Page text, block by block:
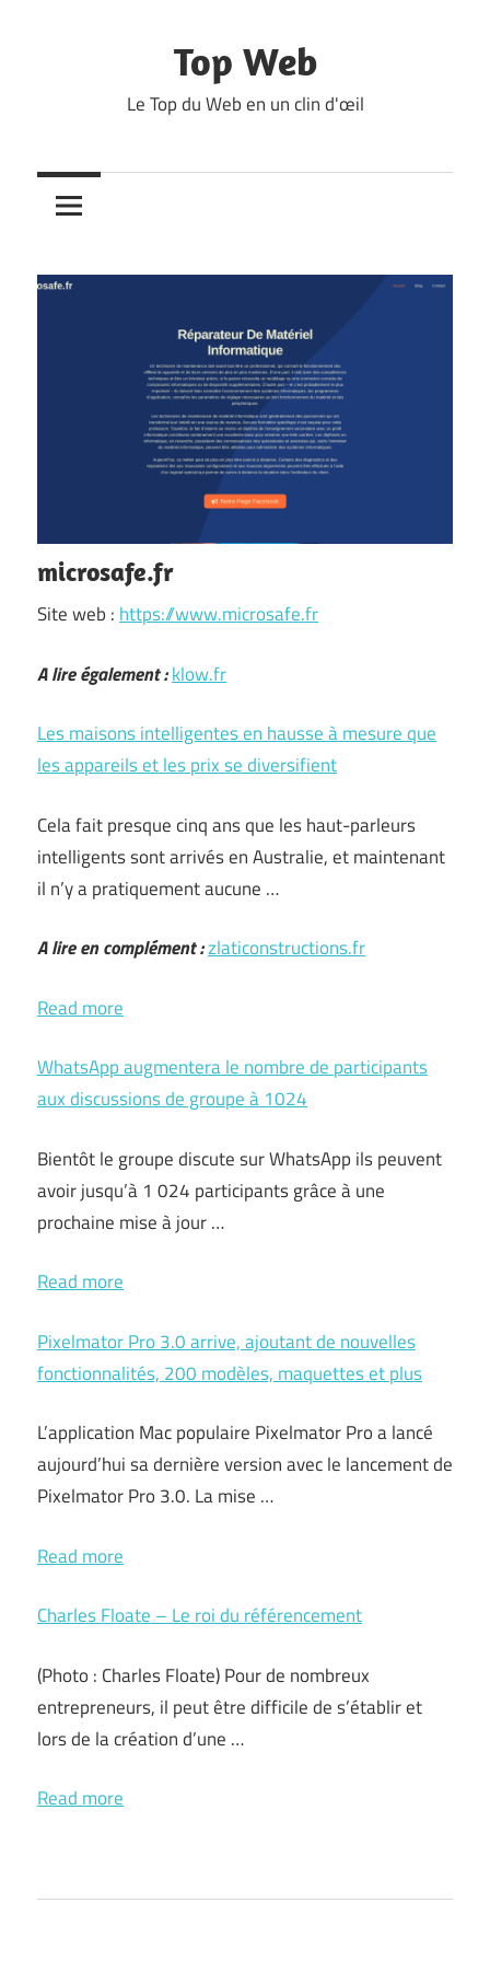
Top Web
Le Top du Web en un clin d'œil
microsafe.fr
Site web : https://www.microsafe.fr
A lire également :klow.fr
Les maisons intelligentes en hausse à mesure que
les appareils et les prix se diversifient
Cela fait presque cinq ans que les haut-parleurs
intelligents sont arrivés en Australie, et maintenant
il n’y a pratiquement aucune …
A lire en complément :zlaticonstructions.fr
Read more
WhatsApp augmentera le nombre de participants
aux discussions de groupe à 1024
Bientôt le groupe discute sur WhatsApp ils peuvent
avoir jusqu’à 1 024 participants grâce à une
prochaine mise à jour …
Read more
Pixelmator Pro 3.0 arrive, ajoutant de nouvelles
fonctionnalités, 200 modèles, maquettes et plus
L’application Mac populaire Pixelmator Pro a lancé
aujourd’hui sa dernière version avec le lancement de
Pixelmator Pro 3.0. La mise …
Read more
Charles Floate – Le roi du référencement
(Photo : Charles Floate) Pour de nombreux
entrepreneurs, il peut être difficile de s’établir et
lors de la création d’une …
Read more